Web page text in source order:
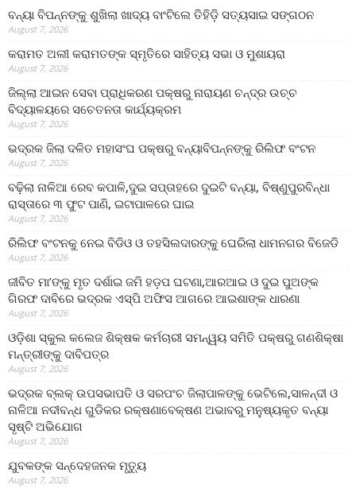
ବନ୍ୟା ବିପନ୍ନଙ୍କୁ ଶୁଖିଲା ଖାଦ୍ୟ ବାଂଟିଲେ ତିହିଡି଼ ସତ୍ୟସାଇ ସଙ୍ଗଠନ
August 7, 2026
କରାମତ ଅଲୀ କରାମତଙ୍କ ସ୍ମୃତିରେ ସାହିତ୍ୟ ସଭା ଓ ମୁଶାୟରା
August 7, 2026
ଜିଲ୍ଲା ଆଇନ ସେବା ପ୍ରାଧିକରଣ ପକ୍ଷରୁ ନାରାୟଣ ଚନ୍ଦ୍ର ଉଚ୍ଚ
ବିଦ୍ୟାଳୟରେ ସଚେତନତା କାର୍ଯ୍ୟକ୍ରମ
August 7, 2026
ଭଦ୍ରକ ଜିଲା ଦଳିତ ମହାସଂଘ ପକ୍ଷରୁ ବନ୍ୟାବିପନ୍ନଙ୍କୁ ରିଲିଫ ବଂଟନ
August 7, 2026
ବଢ଼ିଲା ନାଳିଆ ରେବ କପାଳି,ଦୁଇ ସପ୍ତାହରେ ଦୁଇଟି ବନ୍ୟା, ବିଷ୍ଣୁପୁରବିନ୍ଧା
ରାସ୍ତାରେ ୩ ଫୁଟ ପାଣି, ଇଟାପାଳରେ ଘାଇ
August 7, 2026
ରିଲିଫ ବଂଟନକୁ ନେଇ ବିଡିଓ ଓ ତହସିଲଦାରଙ୍କୁ ଘେରିଲା ଧାମନଗର ବିଜେଡି
August 7, 2026
ଜୀବିତ ମା’ଙ୍କୁ ମୃତ ଦର୍ଶାଇ ଜମି ହଡ଼ପ ଘଟଣା,ଆରଆଇ ଓ ଦୁଇ ପୁଅଙ୍କ
ଗିରଫ ଦାବିରେ ଭଦ୍ରକ ଏସ୍‌ପି ଅଫିସ ଆଗରେ ଆଇଶାଙ୍କ ଧାରଣା
August 7, 2026
ଓଡ଼ିଶା ସ୍କୁଲ କଲେଜ ଶିକ୍ଷକ କର୍ମଚାରୀ ସମନ୍ୱୟ ସମିତି ପକ୍ଷରୁ ଗଣଶିକ୍ଷା
ମନ୍ତ୍ରୀଙ୍କୁ ଦାବିପତ୍ର
August 7, 2026
ଭଦ୍ରକ ବ୍ଲକ୍ ଉପସଭାପତି ଓ ସରପଂଚ ଜିଲାପାଳଙ୍କୁ ଭେଟିଲେ,ସାଳନ୍ଦୀ ଓ
ନାଳିଆ ନଦୀବନ୍ଧ ଗୁଡିକର ରକ୍ଷଣାବେକ୍ଷଣ ଅଭାବରୁ ମନୁଷ୍ୟକୃତ ବନ୍ୟା
ସୃଷ୍ଟି ଅଭିଯୋଗ
August 7, 2026
ଯୁବକଙ୍କ ସନ୍ଦେହଜନକ ମୃତ୍ୟୁ
August 7, 2026